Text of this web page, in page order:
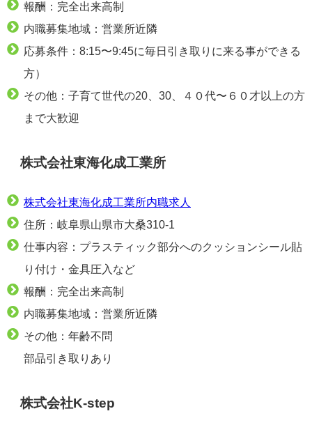
報酬：完全出来高制
内職募集地域：営業所近隣
応募条件：8:15〜9:45に毎日引き取りに来る事ができる
方）
その他：子育て世代の20、30、４０代〜６０才以上の方
まで大歓迎
株式会社東海化成工業所
株式会社東海化成工業所内職求人
住所：岐阜県山県市大桑310-1
仕事内容：プラスティック部分へのクッションシール貼
り付け・金具圧入など
報酬：完全出来高制
内職募集地域：営業所近隣
その他：年齢不問
部品引き取りあり
株式会社K-step